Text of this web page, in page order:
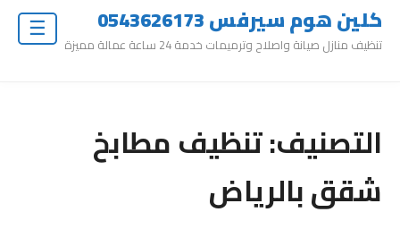
كلين هوم سيرفس 0543626173
تنظيف منازل صيانة واصلاح وترميمات خدمة 24 ساعة عمالة مميزة
التصنيف:تنظيف مطابخ
شقق بالرياض